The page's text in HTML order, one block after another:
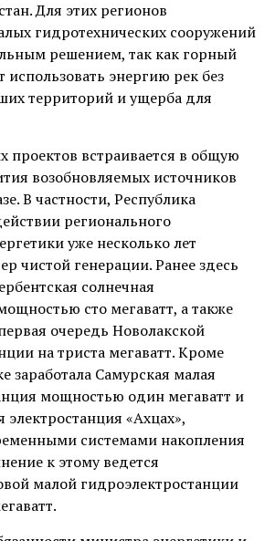
Для этих регионов
гидротехнических сооружений
решением, так как горный
использовать энергию рек без
территорий и ущерба для
проектов встраивается в общую
возобновляемых источников
В частности, Республика
регионального
уже несколько лет
чистой генерации. Ранее здесь
солнечная
сто мегаватт, а также
очередь Новолакской
на триста мегаватт. Кроме
заработала Самурская малая
мощностью один мегаватт и
электростанция «Ахцах»,
системами накопления
к этому ведется
малой гидроэлектростанции